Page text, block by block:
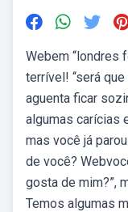
Webem “londres
terrível! “será
aguenta ficar
algumas carícias
mas você já
de você?
gosta de mim?”,
Temos algumas